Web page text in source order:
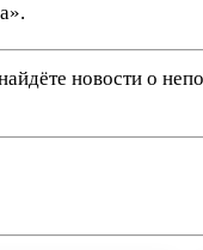
новости о